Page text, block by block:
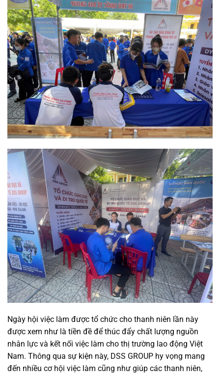
Ngày hội việc làm được tổ chức cho thanh niên lần này
được xem như là tiền đề để thúc đẩy chất lượng nguồn
nhân lực và kết nối việc làm cho thị trường lao động Việt
Nam. Thông qua sự kiện này, DSS GROUP hy vọng mang
đến nhiều cơ hội việc làm cũng như giúp các thanh niên,